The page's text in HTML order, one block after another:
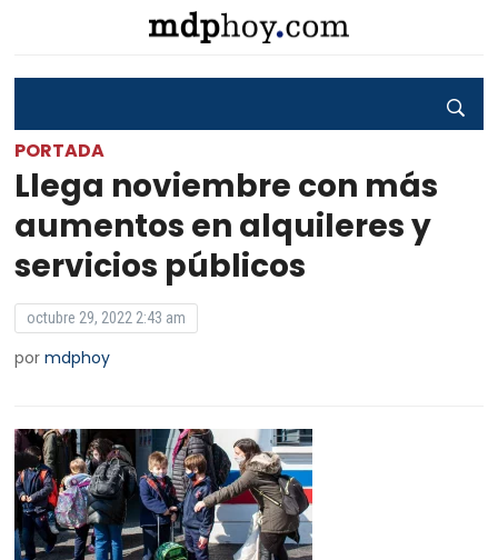
PORTADA
Llega noviembre con más
aumentos en alquileres y
servicios públicos
octubre 29, 2022 2:43 am
pormdphoy